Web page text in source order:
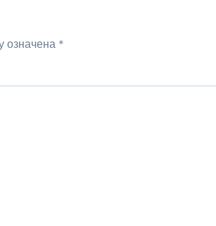
означена *